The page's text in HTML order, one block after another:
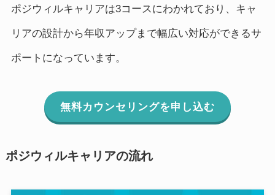
ポジウィルキャリアは3コースにわかれており、キャ
リアの設計から年収アップまで幅広い対応ができるサ
ポートになっています。
無料カウンセリングを申し込む
ポジウィルキャリアの流れ